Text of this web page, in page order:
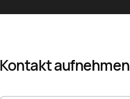
Kontakt aufnehmen